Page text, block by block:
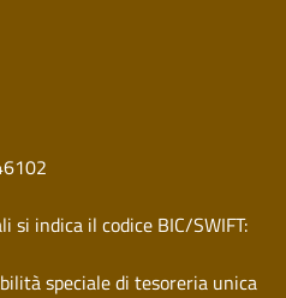
indica il codice BIC/SWIFT:
speciale di tesoreria unica